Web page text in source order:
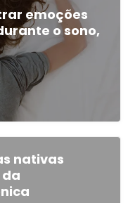
emoções
o sono,
nativas